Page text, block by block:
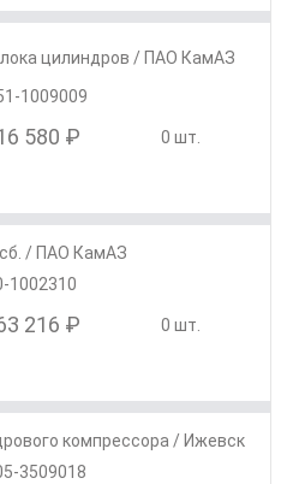
цилиндров / ПАО КамАЗ
1009009
580 ₽ 0 шт.
сб. / ПАО КамАЗ
1002310
216 ₽ 0 шт.
компрессора / Ижевск
3509018